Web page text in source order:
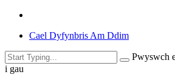
Cael Dyfynbris Am Ddim
Pwyswch
i gau